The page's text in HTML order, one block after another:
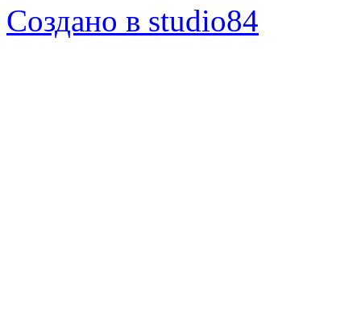
Создано в studio84